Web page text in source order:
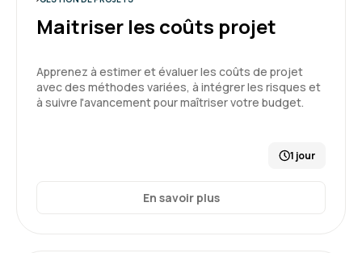
en amont et accès à l'espace candidat pratique
et didactique.
Maitriser les coûts projet
Apprenez à estimer et évaluer les coûts de projet
avec des méthodes variées, à intégrer les risques et
à suivre l'avancement pour maîtriser votre budget.
1 jour
En savoir plus